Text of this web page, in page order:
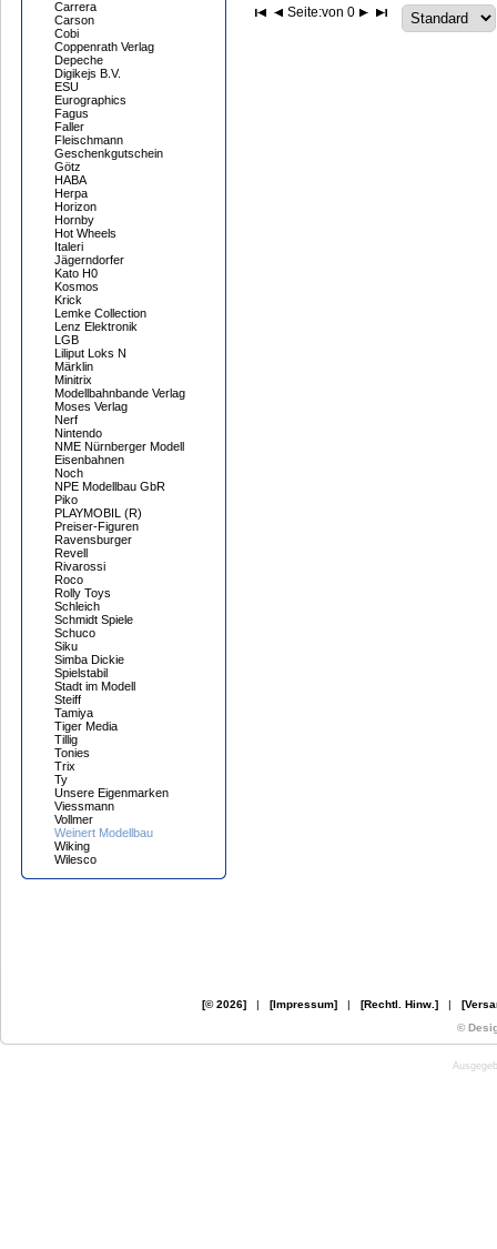
Carrera
Carson
Cobi
Coppenrath Verlag
Depeche
Digikejs B.V.
ESU
Eurographics
Fagus
Faller
Fleischmann
Geschenkgutschein
Götz
HABA
Herpa
Horizon
Hornby
Hot Wheels
Italeri
Jägerndorfer
Kato H0
Kosmos
Krick
Lemke Collection
Lenz Elektronik
LGB
Liliput Loks N
Märklin
Minitrix
Modellbahnbande Verlag
Moses Verlag
Nerf
Nintendo
NME Nürnberger Modell
Eisenbahnen
Noch
NPE Modellbau GbR
Piko
PLAYMOBIL (R)
Preiser-Figuren
Ravensburger
Revell
Rivarossi
Roco
Rolly Toys
Schleich
Schmidt Spiele
Schuco
Siku
Simba Dickie
Spielstabil
Stadt im Modell
Steiff
Tamiya
Tiger Media
Tillig
Tonies
Trix
Ty
Unsere Eigenmarken
Viessmann
Vollmer
Weinert Modellbau
Wiking
Wilesco
Seite:von 0
[© 2026] | [Impressum] | [Rechtl. Hinw.] |
©